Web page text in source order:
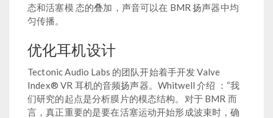
态和活塞模 态的叠加，声音可以在 BMR 扬声器中均
匀传播。
优化耳机设计
Tectonic Audio Labs 的团队开始着手开发 Valve
Index® VR 耳机的音频扬声器。Whitwell 介绍 ：“我
们研究的起点是分析膜片的模态结构。对于 BMR 而
言，真正重要的是要在活塞运动开始形成波束时，确